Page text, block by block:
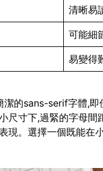
清晰易
可能細
易變得
的sans-serif字體,
尺寸下,過緊的字母
現。選擇一個既能在